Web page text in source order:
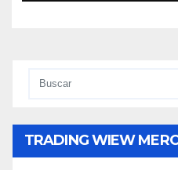
TRADING WIEW